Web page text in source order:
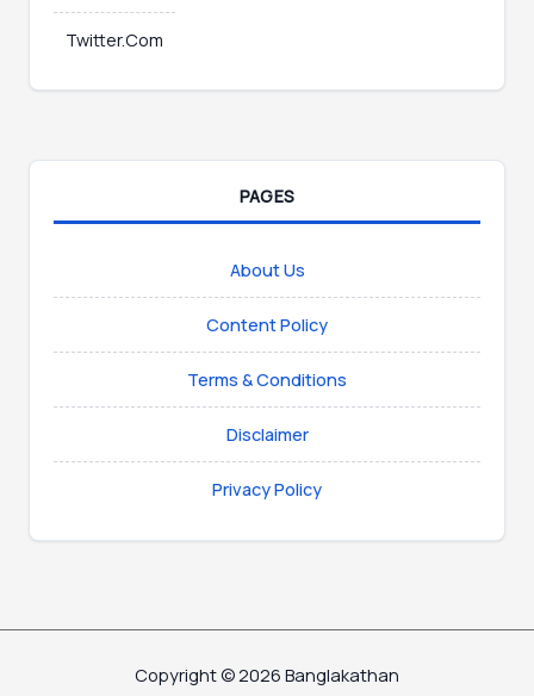
Twitter.Com
PAGES
About Us
Content Policy
Terms & Conditions
Disclaimer
Privacy Policy
Copyright © 2026 Banglakathan